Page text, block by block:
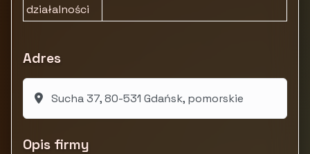
działalności
Adres
Sucha 37, 80-531 Gdańsk, pomorskie
Opis firmy